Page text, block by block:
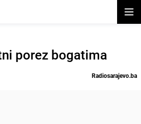
porez bogatima
Radiosarajevo.ba